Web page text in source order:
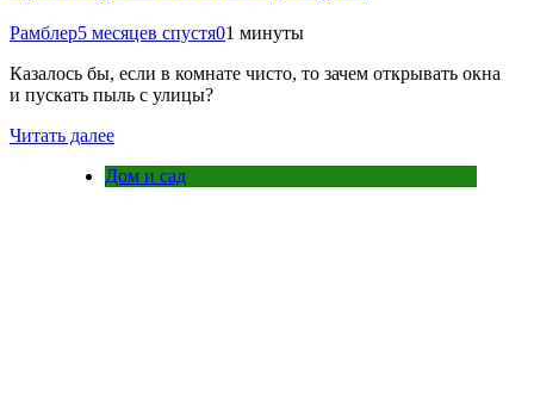
Рамблер5 месяцев спустя01 минуты
Казалось бы, если в комнате чисто, то зачем открывать окна
и пускать пыль с улицы?
Читать далее
Дом и сад